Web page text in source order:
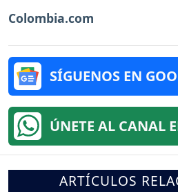
Colombia.com
SÍGUENOS EN
ÚNETE AL CANAL
ARTÍCULOS